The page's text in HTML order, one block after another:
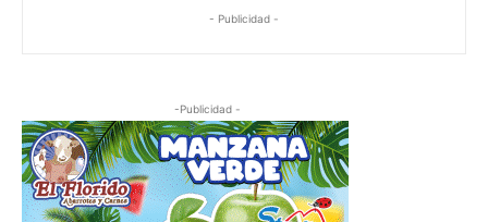
- Publicidad -
-Publicidad -